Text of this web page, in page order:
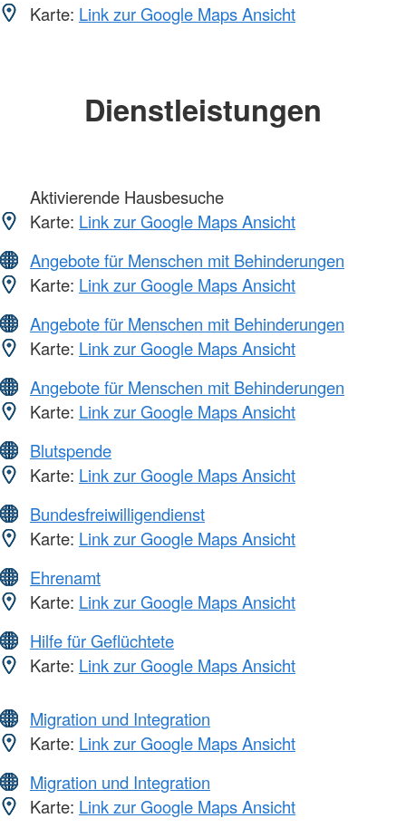
Karte: Link zur Google Maps Ansicht
Dienstleistungen
Aktivierende Hausbesuche
Karte: Link zur Google Maps Ansicht
Angebote für Menschen mit Behinderungen
Karte: Link zur Google Maps Ansicht
Angebote für Menschen mit Behinderungen
Karte: Link zur Google Maps Ansicht
Angebote für Menschen mit Behinderungen
Karte: Link zur Google Maps Ansicht
Blutspende
Karte: Link zur Google Maps Ansicht
Bundesfreiwilligendienst
Karte: Link zur Google Maps Ansicht
Ehrenamt
Karte: Link zur Google Maps Ansicht
Hilfe für Geflüchtete
Karte: Link zur Google Maps Ansicht
Migration und Integration
Karte: Link zur Google Maps Ansicht
Migration und Integration
Karte: Link zur Google Maps Ansicht